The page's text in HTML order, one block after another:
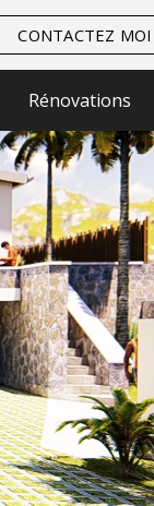
CONTACTEZ MOI
Rénovations